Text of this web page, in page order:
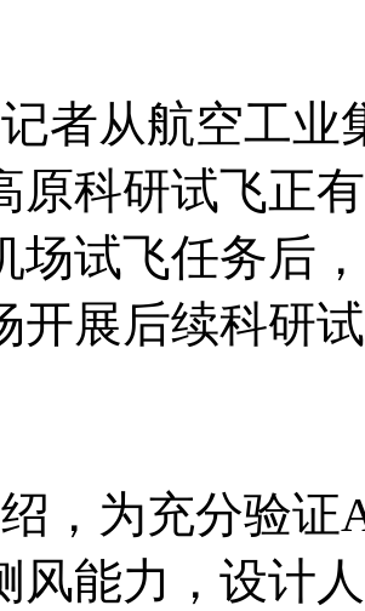
者从航空工业
原科研试飞正
场试飞任务后
开展后续科研
，为充分验证
风能力，设计